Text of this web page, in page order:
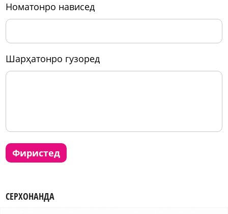
номатонро нависед
шарҳатонро гузоред
фиристед
СЕРХОНАНДА